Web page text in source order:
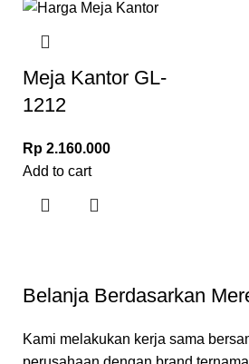
Meja Kantor GL-
1212
Rp 2.160.000
Add to cart
Belanja Berdasarkan
Kami melakukan kerja sama